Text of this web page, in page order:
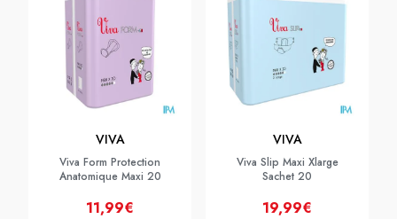
VIVA
Viva Form Protection
Anatomique Maxi 20
11,99€
VIVA
Viva Slip Maxi Xlarge
Sachet 20
19,99€